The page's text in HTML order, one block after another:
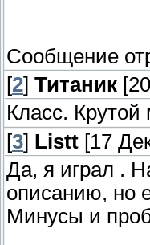
Сообщение
[2] Титаник
Класс. Крутой
[3] Listt [17
Да, я играл .
описанию, но
Минусы и